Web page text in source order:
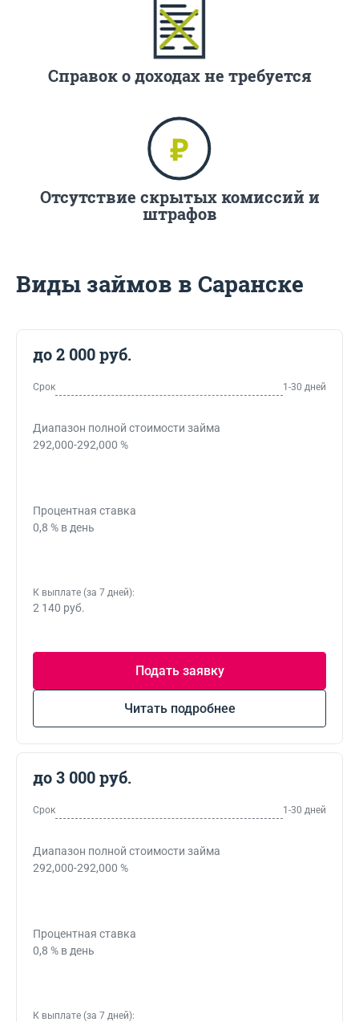
Справок о доходах не требуется
Отсутствие скрытых комиссий и
штрафов
Виды займов в Саранске
до 2 000 руб.
Срок 1-30 дней
Диапазон полной стоимости займа
292,000-292,000 %
Процентная ставка
0,8 % в день
К выплате (за 7 дней):
2 140 руб.
Подать заявку
Читать подробнее
до 3 000 руб.
Срок 1-30 дней
Диапазон полной стоимости займа
292,000-292,000 %
Процентная ставка
0,8 % в день
К выплате (за 7 дней):